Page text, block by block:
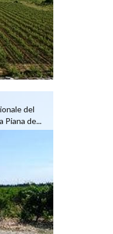
del
Piana de...